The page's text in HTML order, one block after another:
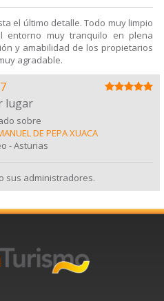
el último detalle. Todo muy limpio
entorno muy tranquilo en plena
y amabilidad de los propietarios
agradable.
lugar
sobre
DE PEPA XUACA
-Asturias
sus administradores.